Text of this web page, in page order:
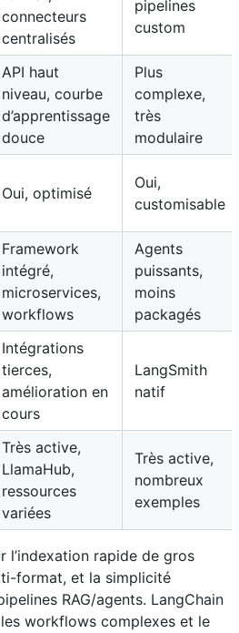
connecteurs
centralisés
pipelines
custom
API haut
niveau, courbe
d’apprentissage
douce
Plus
complexe,
très
modulaire
Oui, optimisé
Oui,
customisable
Framework
intégré,
microservices,
workflows
Agents
puissants,
moins
packagés
Intégrations
tierces,
amélioration en
cours
LangSmith
natif
Très active,
LlamaHub,
ressources
variées
Très active,
nombreux
exemples
l’indexation rapide de gros
format, et la simplicité
RAG/agents. LangChain
workflows complexes et le